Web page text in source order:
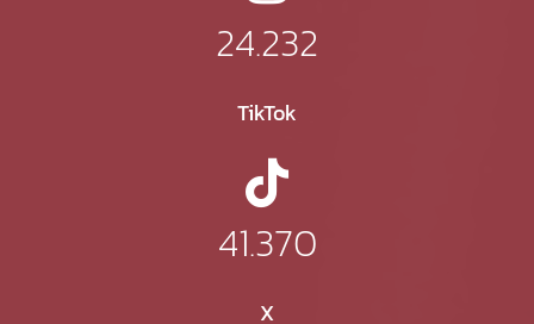
24.232
TikTok
41.370
X